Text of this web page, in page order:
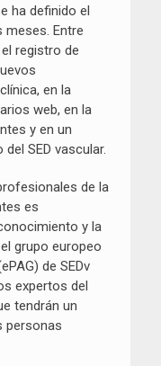
ha definido el
meses. Entre
registro de
en la
web, en la
y en un
SED vascular.
de la
es
y la
grupo europeo
de SEDv
expertos del
tendrán un
personas